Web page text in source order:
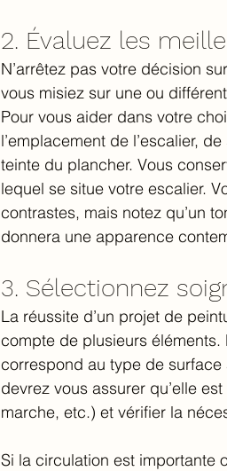
2. Évaluez les
N’arrêtez pas votre décision
vous misiez sur une ou
Pour vous aider dans votre
l’emplacement de l’escalier,
teinte du plancher. Vous
lequel se situe votre escalier.
contrastes, mais notez qu’un
donnera une apparence
3. Sélectionnez
La réussite d’un projet de
compte de plusieurs
correspond au type de
devrez vous assurer qu’elle
marche, etc.) et vérifier la
Si la circulation est importante